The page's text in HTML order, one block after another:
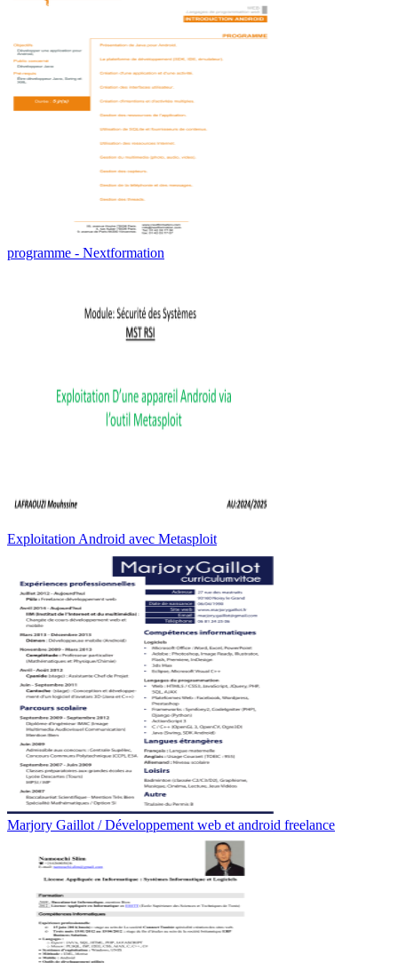
programme - Nextformation
Exploitation Android avec Metasploit
Marjory Gaillot / Développement web et android freelance